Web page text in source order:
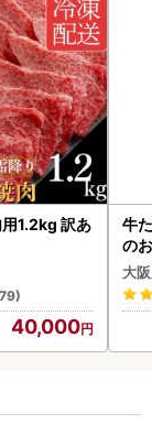
1.2kg 訳あ
40,000
牛
の
大